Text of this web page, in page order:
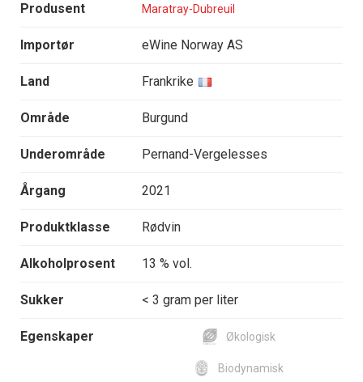
Produsent Maratray-Dubreuil
Importør eWine Norway AS
Land Frankrike
Område Burgund
Underområde Pernand-Vergelesses
Årgang 2021
Produktklasse Rødvin
Alkoholprosent 13 % vol.
Sukker < 3 gram per liter
Egenskaper Økologisk
Biodynamisk